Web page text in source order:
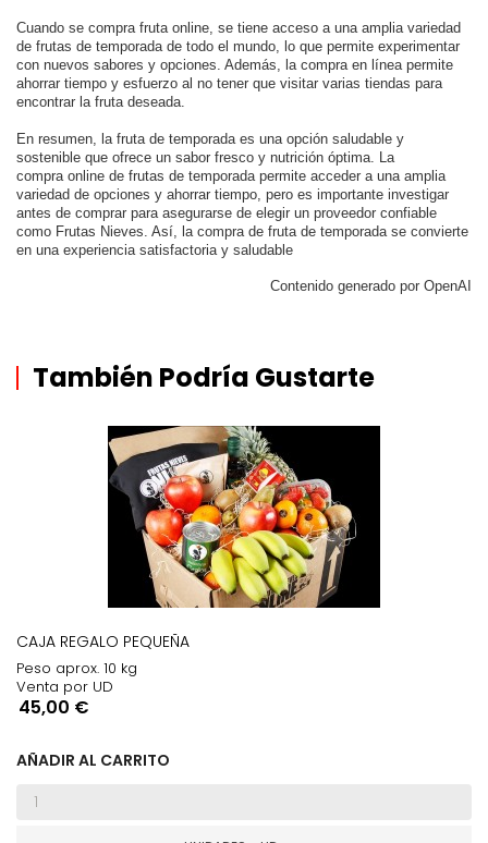
Cuando se compra fruta online, se tiene acceso a una amplia variedad
de frutas de temporada de todo el mundo, lo que permite experimentar
con nuevos sabores y opciones. Además, la compra en línea permite
ahorrar tiempo y esfuerzo al no tener que visitar varias tiendas para
encontrar la fruta deseada.
En resumen, la fruta de temporada es una opción saludable y
sostenible que ofrece un sabor fresco y nutrición óptima. La
compra online de frutas de temporada permite acceder a una amplia
variedad de opciones y ahorrar tiempo, pero es importante investigar
antes de comprar para asegurarse de elegir un proveedor confiable
como Frutas Nieves. Así, la compra de fruta de temporada se convierte
en una experiencia satisfactoria y saludable
Contenido generado por OpenAI
También Podría Gustarte
CAJA REGALO PEQUEÑA
Peso aprox. 10 kg
Venta por UD
Precio
45,00 €
AÑADIR AL CARRITO